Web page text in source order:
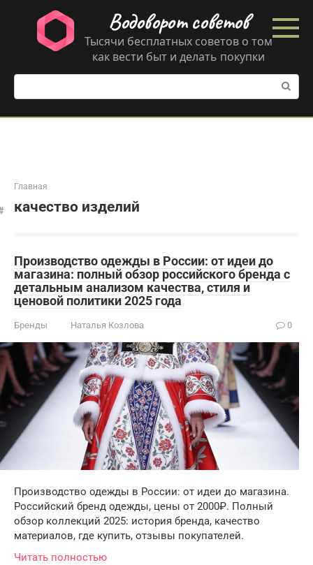
контенту
Водоворот советов
Тысячи бесплатных советов о том
как вести быт и делать покупки
Поиск:
Главная
качество изделий
Производство одежды в России: от идеи до
магазина: полный обзор российского бренда с
детальным анализом качества, стиля и
ценовой политики 2025 года
Бренды Наталья Козлова 0
Производство одежды в России: от идеи до магазина.
Российский бренд одежды, цены от 2000₽. Полный
обзор коллекций 2025: история бренда, качество
материалов, где купить, отзывы покупателей.
Читать полностью